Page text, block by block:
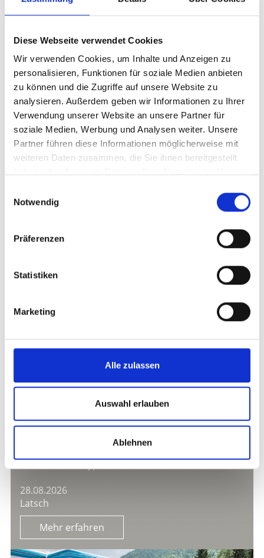
Diese Webseite verwendet Cookies
Wir verwenden Cookies, um Inhalte und Anzeigen zu
personalisieren, Funktionen für soziale Medien anbieten
zu können und die Zugriffe auf unsere Website zu
analysieren. Außerdem geben wir Informationen zu Ihrer
Verwendung unserer Website an unsere Partner für
soziale Medien, Werbung und Analysen weiter. Unsere
Partner führen diese Informationen möglicherweise mit
weiteren Daten zusammen, die Sie ihnen bereitgestellt
Notwendig
Präferenzen
Statistiken
Marketing
Alle zulassen
Auswahl erlauben
Ablehnen
VINSCHGAU CUP POWERED BY AUDI
Latsch
Gastronomie/Typische Produkte
28.08.2026
Latsch
Mehr erfahren